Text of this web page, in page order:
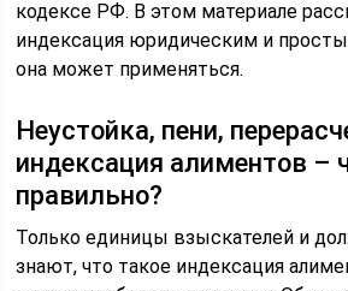
кодексе РФ. В этом материале
индексация юридическим и
она может применяться.
Неустойка, пени,
индексация алиментов –
правильно?
Только единицы взыскателей и
знают, что такое индексация